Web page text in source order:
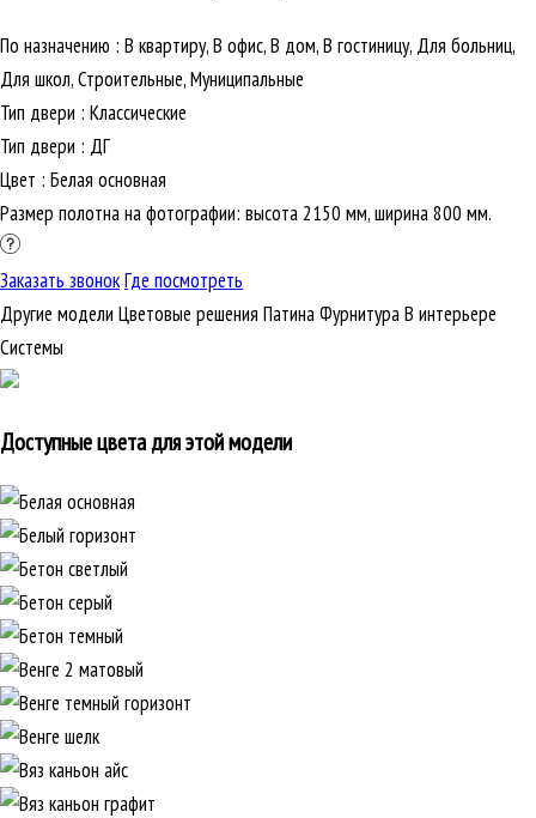
По назначению : В квартиру, В офис, В дом, В гостиницу, Для больниц,
Для школ, Строительные, Муниципальные
Тип двери : Классические
Тип двери : ДГ
Цвет : Белая основная
Размер полотна на фотографии: высота 2150 мм, ширина 800 мм.
Заказать звонокГде посмотреть
Другие модели Цветовые решения ПатинаФурнитураВ интерьере
Cистемы
Доступные цвета для этой модели